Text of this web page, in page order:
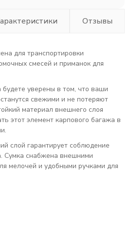
Отзывы
для транспортировки
смесей и приманок для
будете уверены в том, что ваши
свежими и не потеряют
материал внешнего слоя
этот элемент карпового багажа в
слой гарантирует соблюдение
Сумка снабжена внешними
мелочей и удобными ручками для